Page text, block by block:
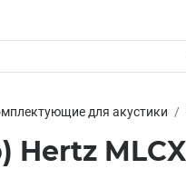
для акустики